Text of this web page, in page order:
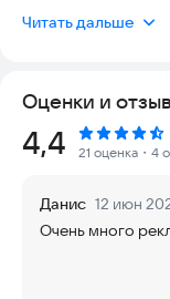
Эпических,
Радужных
больше прибыли и
возможностям. 🌈
Вас ждёт
грабьте и
Читать дальше
Оценки и
Рейтинг:
4,4 21 оценка ・4
Данис 12 июн
Очень много